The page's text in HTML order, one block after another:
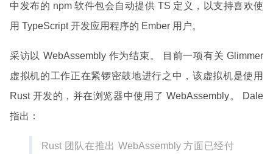
中发布的 npm 软件包会自动提供 TS 定义，以支持喜欢使
用 TypeScript 开发应用程序的 Ember 用户。
采访以 WebAssembly 作为结束。 目前一项有关 Glimmer
虚拟机的工作正在紧锣密鼓地进行之中，该虚拟机是使用
Rust 开发的，并在浏览器中使用了 WebAssembly。 Dale
指出：
Rust 团队在推出 WebAssembly 方面已经付